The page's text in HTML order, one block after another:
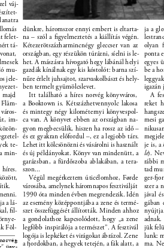
váj-
felet-
tá-
mu-
jele-
majd
Flåm-
im-
te-
min-
híres.
a lá-
ﬁl-
Föl-
dünkre, háromszor ennyi embert is eltarta-
na – szól a ﬁgyelmeztetés a kiállítás végén.
Kétezerötszázharmincnégy gleccser van az
országban, egy részükön túrázni, síelni is le-
het. A mászásra hívogató hegy lábánál helyi
gazdák kínálnak egy kis kóstolót: barna szí-
nűre érlelt juhsajtot, szarvaskolbászt és hely-
ben termelt gyümölcslevet.
Itt található a híres norvég könyvváros,
a Booktown is. Kétszázhetvennyolc lakosa
és mintegy négy kilométernyi könyvespol-
ca van. A könyvet ebben az országban na-
gyon megbecsülik, hiszen ha rossz az idő –
és ez gyakran előfordul –, ez a legjobb társ.
Lehet itt kölcsönözni és vásárolni is használt
és új példányokat. Könyv van mindenütt, a
garázsban, a fürdőszoba ablakában, a tera-
szon...
Végül megérkeztem úticélomhoz, Førde
városába, amelynek háromnapos fesztiválját
1990 óta minden évben megrendezik. Idén
az esemény középpontjába a zene és termé-
szet összefüggését állították. Minden ahhoz
a gondolathoz kapcsolódott, hogy „a zene
legfőbb inspirálója a természet”. A fesztivál
logója is lepkéket és virágokat ábrázol. Zene
a ordokban, a hegyek tetején, a fák alatt, a
ja a
olyan
ponta
egyes
be a
igazán
A
reket
mesi
je is, a
le).
rábbi
tad
ger-
szer a
jával
gában
jük
lunk:
ma.
ügy-